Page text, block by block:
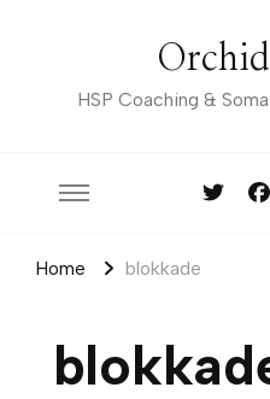
HSP Coaching &
Home blokkade